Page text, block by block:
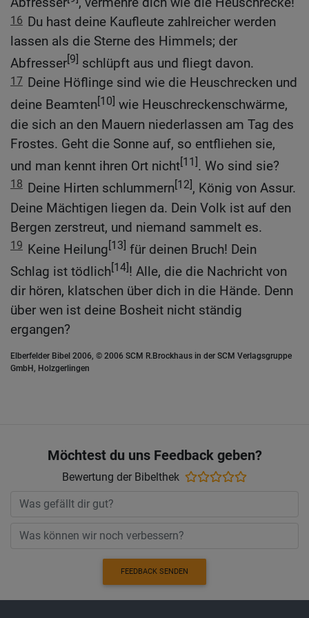
16 Du hast deine Kaufleute zahlreicher werden
lassen als die Sterne des Himmels; der
Abfresser[9] schlüpft aus und fliegt davon.
17 Deine Höflinge sind wie die Heuschrecken und
deine Beamten[10] wie Heuschreckenschwärme,
die sich an den Mauern niederlassen am Tag des
Frostes. Geht die Sonne auf, so entfliehen sie,
und man kennt ihren Ort nicht[11]. Wo sind sie?
18 Deine Hirten schlummern[12], König von Assur.
Deine Mächtigen liegen da. Dein Volk ist auf den
Bergen zerstreut, und niemand sammelt es.
19 Keine Heilung[13] für deinen Bruch! Dein
Schlag ist tödlich[14]! Alle, die die Nachricht von
dir hören, klatschen über dich in die Hände. Denn
über wen ist deine Bosheit nicht ständig
ergangen?
Elberfelder Bibel 2006, © 2006 SCM R.Brockhaus in der SCM Verlagsgruppe
GmbH, Holzgerlingen
Möchtest du uns Feedback geben?
Bewertung der Bibelthek
FEEDBACK SENDEN